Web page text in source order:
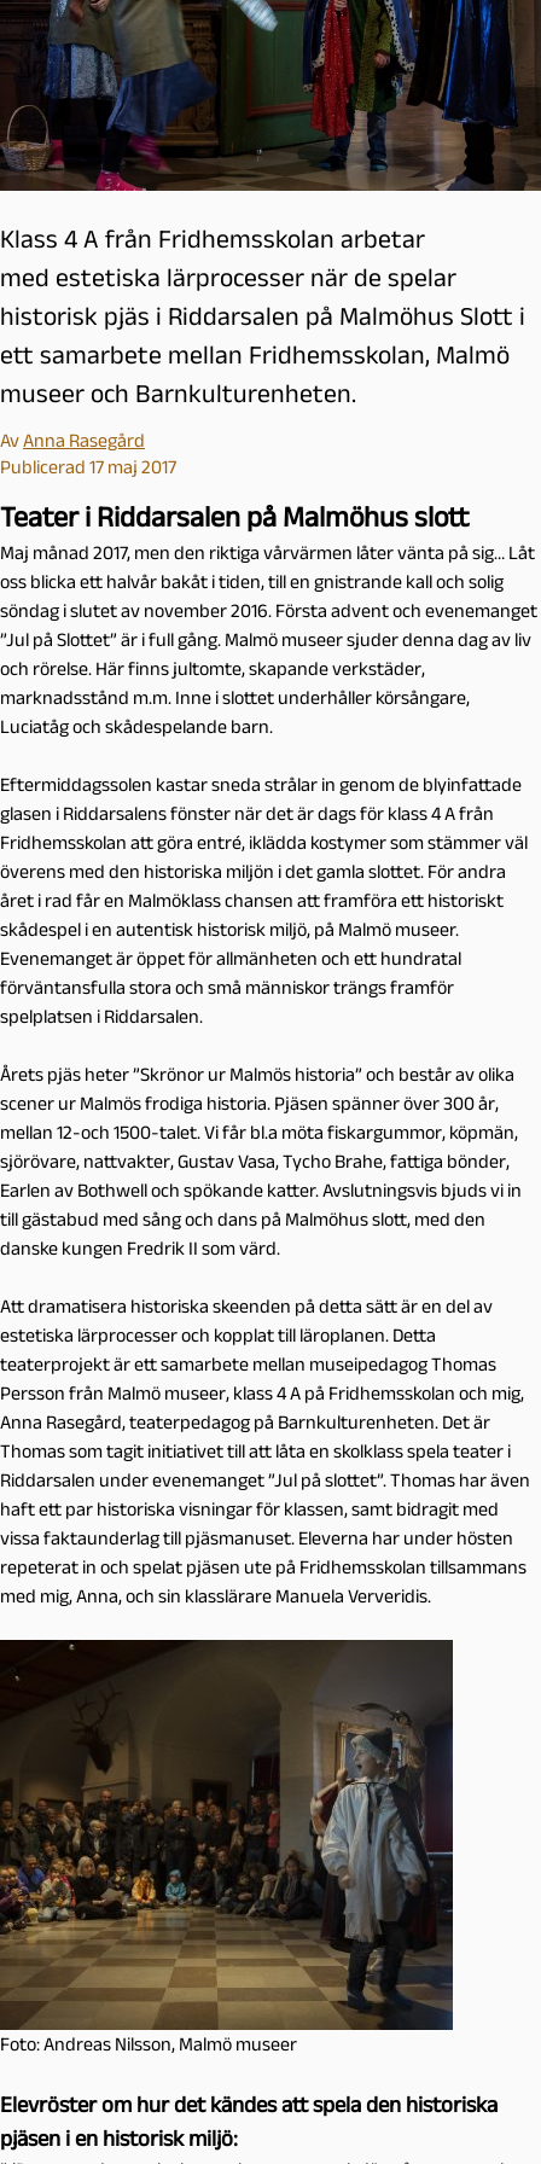
Klass 4 A från Fridhemsskolan arbetar
med estetiska lärprocesser när de spelar
historisk pjäs i Riddarsalen på Malmöhus Slott i
ett samarbete mellan Fridhemsskolan, Malmö
museer och Barnkulturenheten.
AvAnna Rasegård
Publicerad 17 maj 2017
Teater i Riddarsalen på Malmöhus slott
Maj månad 2017, men den riktiga vårvärmen låter vänta på sig… Låt
oss blicka ett halvår bakåt i tiden, till en gnistrande kall och solig
söndag i slutet av november 2016. Första advent och evenemanget
”Jul på Slottet” är i full gång. Malmö museer sjuder denna dag av liv
och rörelse. Här finns jultomte, skapande verkstäder,
marknadsstånd m.m. Inne i slottet underhåller körsångare,
Luciatåg och skådespelande barn.
Eftermiddagssolen kastar sneda strålar in genom de blyinfattade
glasen i Riddarsalens fönster när det är dags för klass 4 A från
Fridhemsskolan att göra entré, iklädda kostymer som stämmer väl
överens med den historiska miljön i det gamla slottet. För andra
året i rad får en Malmöklass chansen att framföra ett historiskt
skådespel i en autentisk historisk miljö, på Malmö museer.
Evenemanget är öppet för allmänheten och ett hundratal
förväntansfulla stora och små människor trängs framför
spelplatsen i Riddarsalen.
Årets pjäs heter ”Skrönor ur Malmös historia” och består av olika
scener ur Malmös frodiga historia. Pjäsen spänner över 300 år,
mellan 12-och 1500-talet. Vi får bl.a möta fiskargummor, köpmän,
sjörövare, nattvakter, Gustav Vasa, Tycho Brahe, fattiga bönder,
Earlen av Bothwell och spökande katter. Avslutningsvis bjuds vi in
till gästabud med sång och dans på Malmöhus slott, med den
danske kungen Fredrik II som värd.
Att dramatisera historiska skeenden på detta sätt är en del av
estetiska lärprocesser och kopplat till läroplanen. Detta
teaterprojekt är ett samarbete mellan museipedagog Thomas
Persson från Malmö museer, klass 4 A på Fridhemsskolan och mig,
Anna Rasegård, teaterpedagog på Barnkulturenheten. Det är
Thomas som tagit initiativet till att låta en skolklass spela teater i
Riddarsalen under evenemanget ”Jul på slottet”. Thomas har även
haft ett par historiska visningar för klassen, samt bidragit med
vissa faktaunderlag till pjäsmanuset. Eleverna har under hösten
repeterat in och spelat pjäsen ute på Fridhemsskolan tillsammans
med mig, Anna, och sin klasslärare Manuela Ververidis.
Foto: Andreas Nilsson, Malmö museer
Elevröster om hur det kändes att spela den historiska
pjäsen i en historisk miljö: